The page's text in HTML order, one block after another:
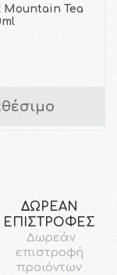
Mountain Tea
ΔΩΡΕΑΝ
ΕΠΙΣΤΡΟΦΕΣ
Δωρεάν
επιστροφή
προϊόντων